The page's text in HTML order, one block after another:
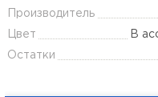
Производитель
Цвет В
Остатки